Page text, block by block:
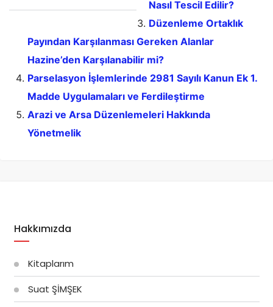
Nasıl Tescil Edilir?
Düzenleme Ortaklık
Payından Karşılanması Gereken Alanlar
Hazine’den Karşılanabilir mi?
Parselasyon İşlemlerinde 2981 Sayılı Kanun Ek 1.
Madde Uygulamaları ve Ferdileştirme
Arazi ve Arsa Düzenlemeleri Hakkında
Yönetmelik
Hakkımızda
Kitaplarım
Suat ŞİMŞEK